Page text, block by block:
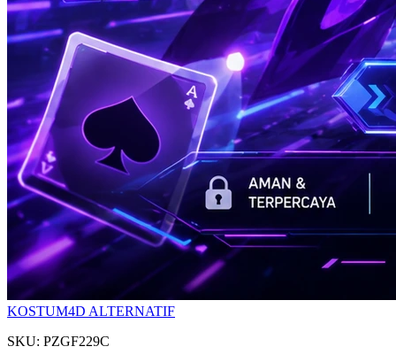
KOSTUM4D ALTERNATIF
SKU: PZGF229C